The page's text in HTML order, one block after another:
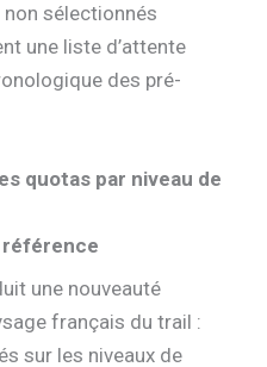
non sélectionnés
une liste d’attente
des pré-
quotas par niveau de
référence
une nouveauté
français du trail :
sur les niveaux de